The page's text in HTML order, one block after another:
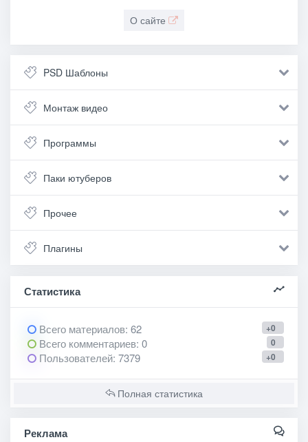
О сайте
PSD Шаблоны
Монтаж видео
Программы
Паки ютуберов
Прочее
Плагины
Статистика
+0
Всего материалов: 62
0
Всего комментариев: 0
+0
Пользователей: 7379
Полная статистика
Реклама